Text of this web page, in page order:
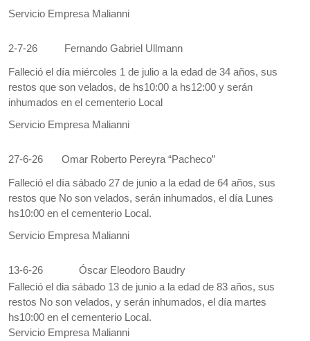
Servicio Empresa Malianni
2-7-26 Fernando Gabriel Ullmann
Falleció el día miércoles 1 de julio a la edad de 34 años, sus
restos que son velados, de hs10:00 a hs12:00 y serán
inhumados en el cementerio Local
Servicio Empresa Malianni
27-6-26 Omar Roberto Pereyra “Pacheco”
Falleció el día sábado 27 de junio a la edad de 64 años, sus
restos que No son velados, serán inhumados, el día Lunes
hs10:00 en el cementerio Local.
Servicio Empresa Malianni
13-6-26
Óscar Eleodoro Baudry
Falleció el dia sábado 13 de junio a la edad de 83 años, sus
restos No son velados, y serán inhumados, el día martes
hs10:00 en el cementerio Local.
Servicio Empresa Malianni